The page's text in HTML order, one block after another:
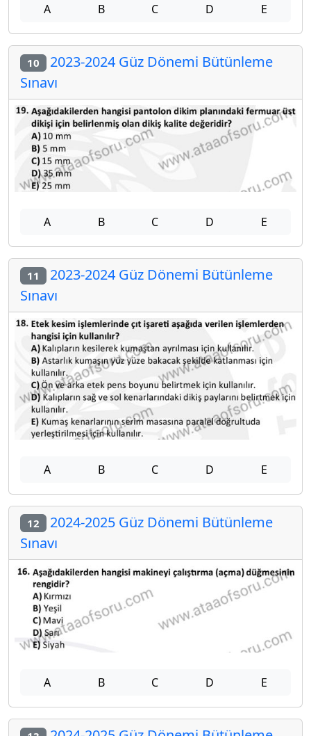
A B C D E
10 2023-2024 Güz Dönemi Bütünleme
Sınavı
A B C D E
11 2023-2024 Güz Dönemi Bütünleme
Sınavı
A B C D E
12 2024-2025 Güz Dönemi Bütünleme
Sınavı
A B C D E